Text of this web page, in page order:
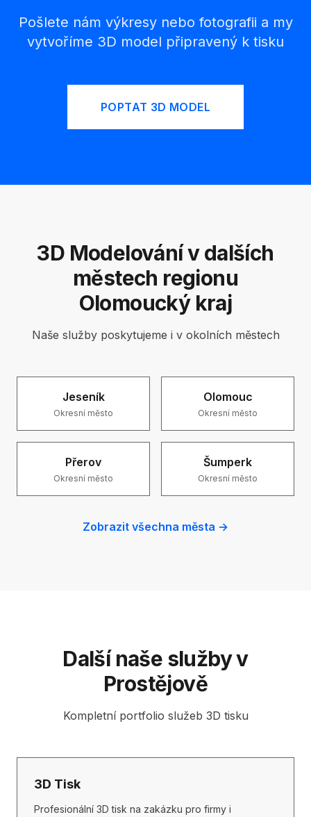
Pošlete nám výkresy nebo fotografii a my
vytvoříme 3D model připravený k tisku
POPTAT 3D MODEL
3D Modelování v dalších
městech regionu
Olomoucký kraj
Naše služby poskytujeme i v okolních městech
Jeseník
Okresní město
Olomouc
Okresní město
Přerov
Okresní město
Šumperk
Okresní město
Zobrazit všechna města →
Další naše služby v
Prostějově
Kompletní portfolio služeb 3D tisku
3D Tisk
Profesionální 3D tisk na zakázku pro firmy i